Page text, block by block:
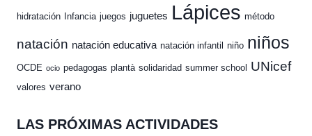
hidratación Infancia juegos juguetes Lápices método
natación natación educativa natación infantil niño niños
OCDE ocio pedagogas plantà solidaridad summer school UNicef
valores verano
LAS PRÓXIMAS ACTIVIDADES